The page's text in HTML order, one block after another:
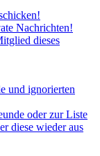
Nachrichten!
dieses
und ignorierten
oder zur Liste
diese wieder aus